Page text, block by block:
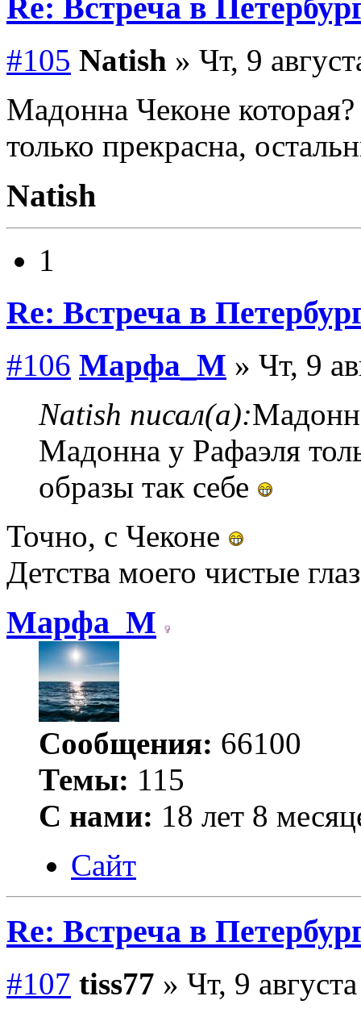
Re: Встреча в
#105 Natish » Чт, 9
Мадонна Чеконе
только прекрасна,
Natish
1
Re: Встреча в
#106 Марфа_М » Чт, 9
Natish писал(а):
Мадонна у Рафаэля
образы так себе
Точно, с Чеконе
Детства моего чистые
Марфа_М
Сообщения: 66100
Темы: 115
С нами: 18 лет 8
Сайт
Re: Встреча в
#107 tiss77 » Чт, 9